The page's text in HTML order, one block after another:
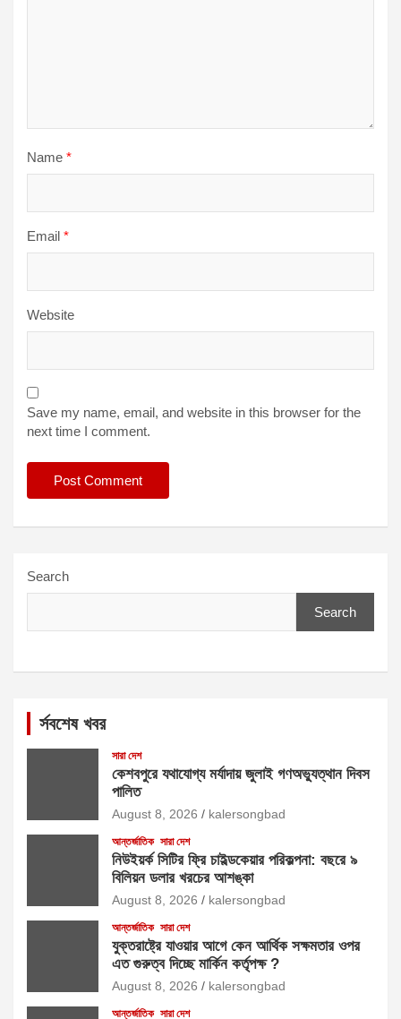
Name *
Email *
Website
Save my name, email, and website in this browser for the
next time I comment.
Search
Search
র্সবশেষ খবর
সারা দেশ
কেশবপুরে যথাযোগ্য মর্যাদায় জুলাই গণঅভ্যুত্থান দিবস
পালিত
August 8, 2026 kalersongbad
আন্তর্জাতিক সারা দেশ
নিউইয়র্ক সিটির ফ্রি চাইল্ডকেয়ার পরিকল্পনা: বছরে ৯
বিলিয়ন ডলার খরচের আশঙ্কা
August 8, 2026 kalersongbad
আন্তর্জাতিক সারা দেশ
যুক্তরাষ্ট্রে যাওয়ার আগে কেন আর্থিক সক্ষমতার ওপর
এত গুরুত্ব দিচ্ছে মার্কিন কর্তৃপক্ষ ?
August 8, 2026 kalersongbad
আন্তর্জাতিক সারা দেশ